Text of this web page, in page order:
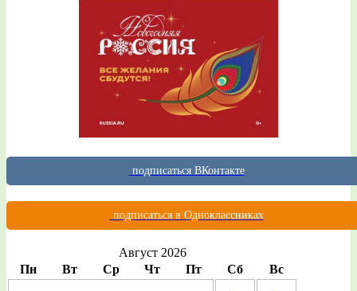
подписаться ВКонтакте
подписаться в Одноклассниках
Август 2026
Пн
Вт Ср Чт Пт Сб Вс